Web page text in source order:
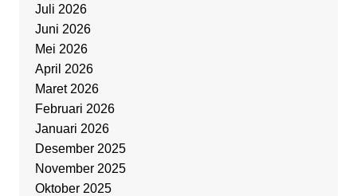
Juli 2026
Juni 2026
Mei 2026
April 2026
Maret 2026
Februari 2026
Januari 2026
Desember 2025
November 2025
Oktober 2025